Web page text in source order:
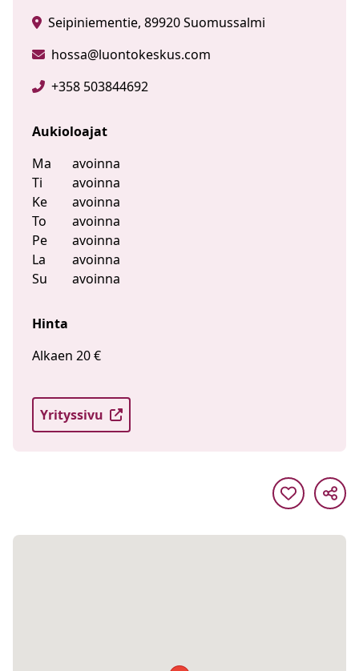
Seipiniementie, 89920 Suomussalmi
hossa@luontokeskus.com
+358 503844692
Aukioloajat
Ma
avoinna
Ti
avoinna
Ke
avoinna
To
avoinna
Pe
avoinna
La
avoinna
Su
avoinna
Hinta
Alkaen 20 €
Yrityssivu